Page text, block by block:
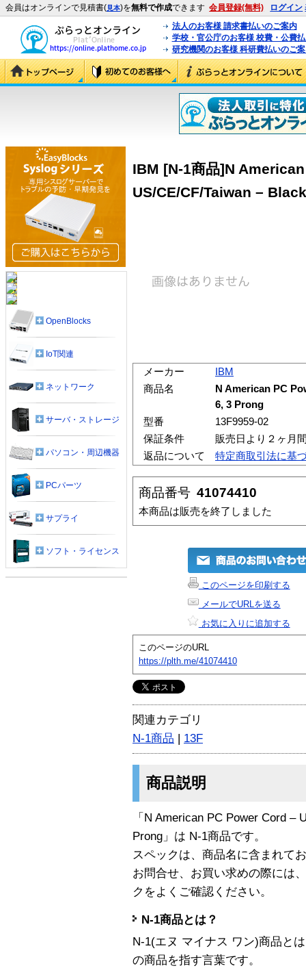
会員はオンラインで見積書(見本)を無料で作成できます 会員登録(無料) ログイン
法人のお客様 請求書払いのご案内
学校・官公庁のお客様 校費・公費
研究機関のお客様 科研費払いのご
IBM [N-1商品]N
US/CE/CF/Taiwan –
メーカー
IBM
商品名
N American PC
6, 3 Prong
型番
13F9959-02
保証条件
販売日より２ヶ月
返品について
特定商取引法に基
商品番号 41074410
本商品は販売を終了しました
このページを印刷する
メールでURLを送る
お気に入りに追加する
このページのURL
https://plth.me/41074410
関連カテゴリ
N-1商品 | 13F
商品説明
「N American PC Power Cord –
Prong」は N-1商品です。
スペックは、商品名に含まれて
お問合せ、お買い求めの際には
クをよくご確認ください。
N-1商品とは？
N-1(エヌ マイナス ワン)商品と
の商品を指す言葉です。
OpenBlocks
IoT関連
ネットワーク
サーバ・ストレージ
パソコン・周辺機器
PCパーツ
サプライ
ソフト・ライセンス